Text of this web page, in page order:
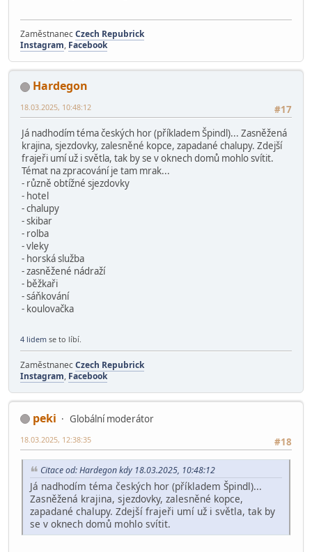
ZaměstnanecCzech Repubrick
Instagram, Facebook
Hardegon
#17
18.03.2025, 10:48:12
Já nadhodím téma českých hor (příkladem Špindl)... Zasněžená
krajina, sjezdovky, zalesněné kopce, zapadané chalupy. Zdejší
frajeři umí už i světla, tak by se v oknech domů mohlo svítit.
Témat na zpracování je tam mrak...
- různě obtížné sjezdovky
- hotel
- chalupy
- skibar
- rolba
- vleky
- horská služba
- zasněžené nádraží
- běžkaři
- sáňkování
- koulovačka
4 lidem se to líbí.
ZaměstnanecCzech Repubrick
Instagram, Facebook
peki
Globální moderátor
#18
18.03.2025, 12:38:35
Citace od: Hardegon kdy 18.03.2025, 10:48:12
Já nadhodím téma českých hor (příkladem Špindl)...
Zasněžená krajina, sjezdovky, zalesněné kopce,
zapadané chalupy. Zdejší frajeři umí už i světla, tak by
se v oknech domů mohlo svítit.